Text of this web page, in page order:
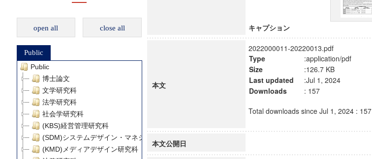
open all close all
Public
Public
博士論文
文学研究科
法学研究科
社会学研究科
(KBS)経営管理研究科
(SDM)システムデザイン・マネジメント研究科
(KMD)メディアデザイン研究科
キャプション
本文
2022000011-20220013.pdf
Type
:application/pdf
Size
:126.7 KB
Last updated
:Jul 1, 2024
Downloads
: 157
Total downloads since Jul 1, 2024 : 157
本文公開日